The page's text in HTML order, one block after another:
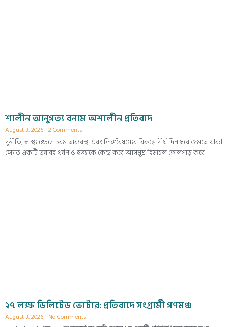
শালীন আনুগত্য বনাম অশালীন প্রতিবাদ
August 3, 2026 2 Comments
দুর্নীতি, স্বাস্থ্য ক্ষেত্রে চরম অব্যবস্থা এবং লিঙ্গবৈষম্যের বিরুদ্ধে দীর্ঘ দিন ধরে জমতে থাকা
ক্ষোভ একটি ভয়াবহ ধর্ষণ ও হত্যাকে কেন্দ্র করে আসমুদ্র হিমাচল তোলপাড় করে
২৭ লক্ষ ডিলিটেড ভোটার: প্রতিবাদে সংগ্রামী গণমঞ্চ
August 3, 2026 No Comments